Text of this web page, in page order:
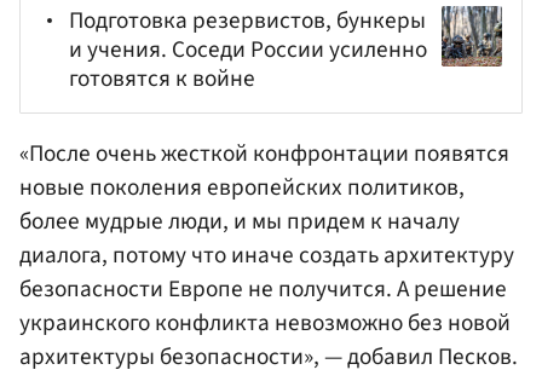
Подготовка резервистов, бункеры
и учения. Соседи России усиленно
готовятся к войне
«После очень жесткой конфронтации появятся
новые поколения европейских политиков,
более мудрые люди, и мы придем к началу
диалога, потому что иначе создать архитектуру
безопасности Европе не получится. А решение
украинского конфликта невозможно без новой
архитектуры безопасности», — добавил Песков.